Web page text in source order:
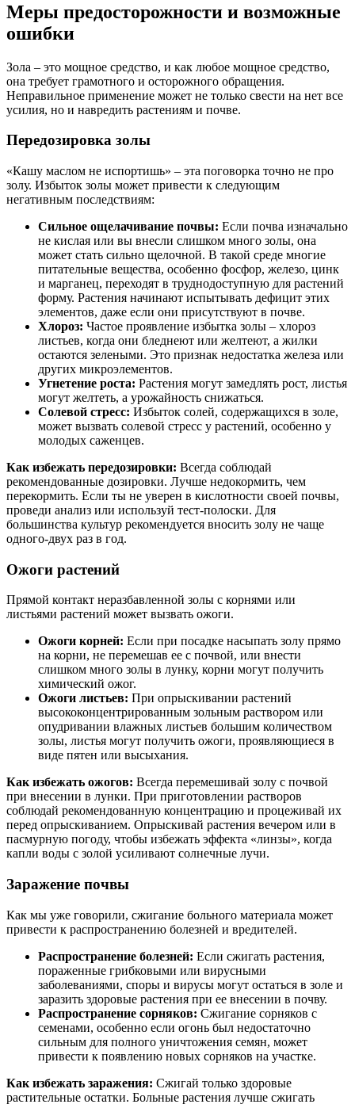
Меры предосторожности и возможные
ошибки
Зола – это мощное средство, и как любое мощное средство,
она требует грамотного и осторожного обращения.
Неправильное применение может не только свести на нет все
усилия, но и навредить растениям и почве.
Передозировка золы
«Кашу маслом не испортишь» – эта поговорка точно не про
золу. Избыток золы может привести к следующим
негативным последствиям:
Сильное ощелачивание почвы: Если почва изначально
не кислая или вы внесли слишком много золы, она
может стать сильно щелочной. В такой среде многие
питательные вещества, особенно фосфор, железо, цинк
и марганец, переходят в труднодоступную для растений
форму. Растения начинают испытывать дефицит этих
элементов, даже если они присутствуют в почве.
Хлороз: Частое проявление избытка золы – хлороз
листьев, когда они бледнеют или желтеют, а жилки
остаются зелеными. Это признак недостатка железа или
других микроэлементов.
Угнетение роста: Растения могут замедлять рост, листья
могут желтеть, а урожайность снижаться.
Солевой стресс: Избыток солей, содержащихся в золе,
может вызвать солевой стресс у растений, особенно у
молодых саженцев.
Как избежать передозировки: Всегда соблюдай
рекомендованные дозировки. Лучше недокормить, чем
перекормить. Если ты не уверен в кислотности своей почвы,
проведи анализ или используй тест-полоски. Для
большинства культур рекомендуется вносить золу не чаще
одного-двух раз в год.
Ожоги растений
Прямой контакт неразбавленной золы с корнями или
листьями растений может вызвать ожоги.
Ожоги корней: Если при посадке насыпать золу прямо
на корни, не перемешав ее с почвой, или внести
слишком много золы в лунку, корни могут получить
химический ожог.
Ожоги листьев: При опрыскивании растений
высококонцентрированным зольным раствором или
опудривании влажных листьев большим количеством
золы, листья могут получить ожоги, проявляющиеся в
виде пятен или высыхания.
Как избежать ожогов: Всегда перемешивай золу с почвой
при внесении в лунки. При приготовлении растворов
соблюдай рекомендованную концентрацию и процеживай их
перед опрыскиванием. Опрыскивай растения вечером или в
пасмурную погоду, чтобы избежать эффекта «линзы», когда
капли воды с золой усиливают солнечные лучи.
Заражение почвы
Как мы уже говорили, сжигание больного материала может
привести к распространению болезней и вредителей.
Распространение болезней: Если сжигать растения,
пораженные грибковыми или вирусными
заболеваниями, споры и вирусы могут остаться в золе и
заразить здоровые растения при ее внесении в почву.
Распространение сорняков: Сжигание сорняков с
семенами, особенно если огонь был недостаточно
сильным для полного уничтожения семян, может
привести к появлению новых сорняков на участке.
Как избежать заражения: Сжигай только здоровые
растительные остатки. Больные растения лучше сжигать